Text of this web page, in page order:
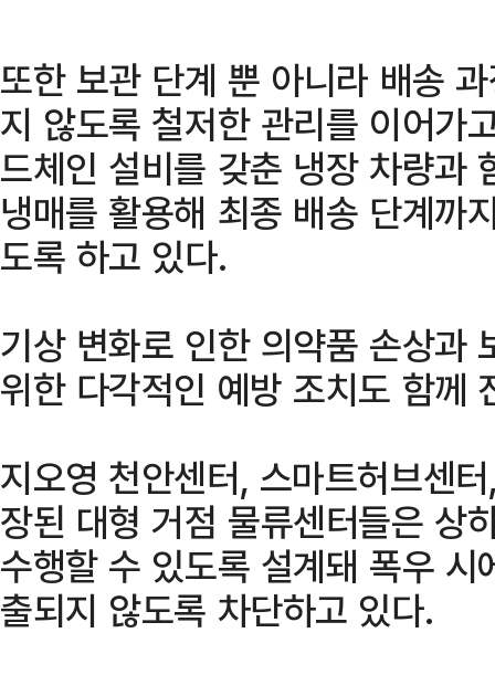
또한 보관 단계 뿐 아니라 배송
지 않도록 철저한 관리를 이어가
드체인 설비를 갖춘 냉장 차량과
냉매를 활용해 최종 배송 단계까
도록 하고 있다.
기상 변화로 인한 의약품 손상과
위한 다각적인 예방 조치도 함께
지오영 천안센터, 스마트허브센
장된 대형 거점 물류센터들은 상
수행할 수 있도록 설계돼 폭우
출되지 않도록 차단하고 있다.